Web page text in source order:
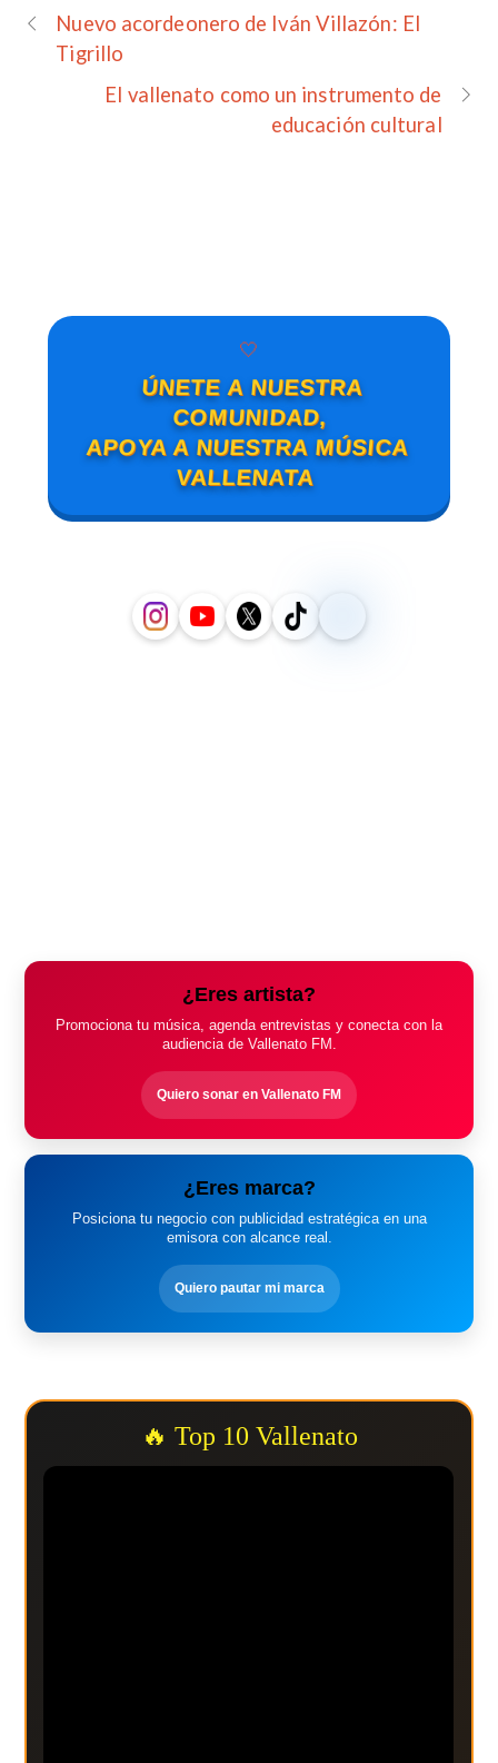
Nuevo acordeonero de Iván Villazón: El
Tigrillo
El vallenato como un instrumento de
educación cultural
🤍
ÚNETE A NUESTRA
COMUNIDAD,
APOYA A NUESTRA MÚSICA
VALLENATA
¿Eres artista?
Promociona tu música, agenda entrevistas y conecta con la
audiencia de Vallenato FM.
Quiero sonar en Vallenato FM
¿Eres marca?
Posiciona tu negocio con publicidad estratégica en una
emisora con alcance real.
Quiero pautar mi marca
🔥 Top 10 Vallenato